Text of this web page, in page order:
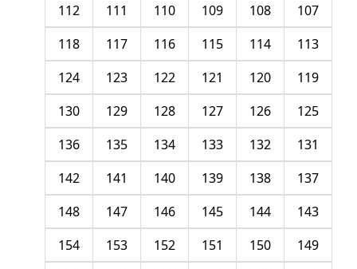
107
108
109
110
111
112
113
114
115
116
117
118
119
120
121
122
123
124
125
126
127
128
129
130
131
132
133
134
135
136
137
138
139
140
141
142
143
144
145
146
147
148
149
150
151
152
153
154